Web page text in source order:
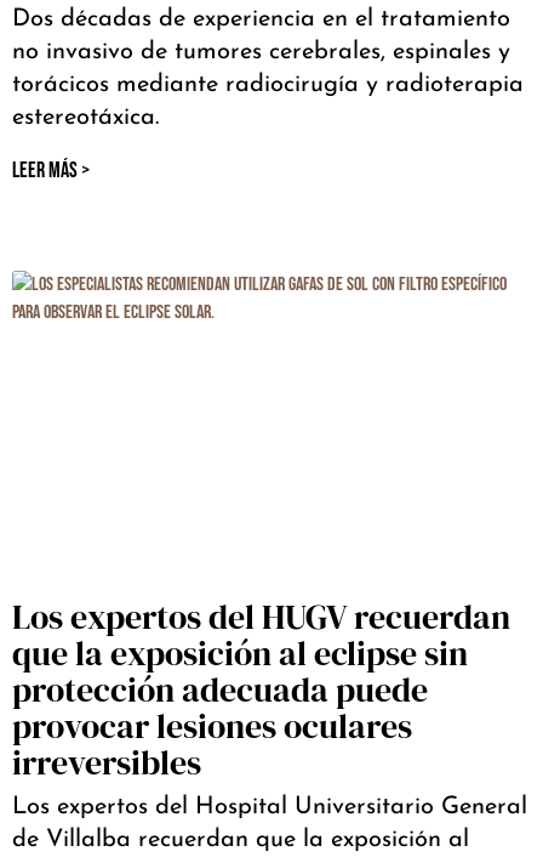
Dos décadas de experiencia en el tratamiento
no invasivo de tumores cerebrales, espinales y
torácicos mediante radiocirugía y radioterapia
estereotáxica.
LEER MÁS >
Los expertos del HUGV recuerdan
que la exposición al eclipse sin
protección adecuada puede
provocar lesiones oculares
irreversibles
Los expertos del Hospital Universitario General
de Villalba recuerdan que la exposición al